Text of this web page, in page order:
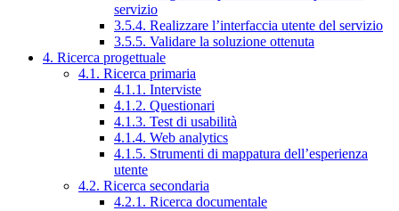
servizio
3.5.4. Realizzare l’interfaccia utente del servizio
3.5.5. Validare la soluzione ottenuta
4. Ricerca progettuale
4.1. Ricerca primaria
4.1.1. Interviste
4.1.2. Questionari
4.1.3. Test di usabilità
4.1.4. Web analytics
4.1.5. Strumenti di mappatura dell’esperienza
utente
4.2. Ricerca secondaria
4.2.1. Ricerca documentale